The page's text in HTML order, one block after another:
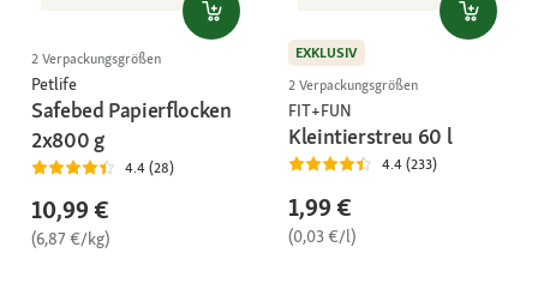
2 Verpackungsgrößen
Petlife
Safebed Papierflocken
2x800 g
4.4 (28)
10,99 €
(6,87 €/kg)
EXKLUSIV
2 Verpackungsgrößen
FIT+FUN
Kleintierstreu 60 l
4.4 (233)
1,99 €
(0,03 €/l)